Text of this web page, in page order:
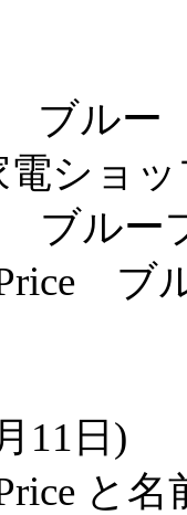
ブルー
電ショ
ルー
ブ
月11
と名